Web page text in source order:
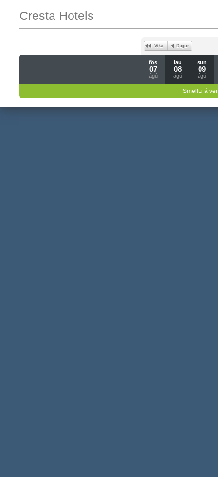
Cresta Hotels
fös
07
ágú
lau
08
ágú
sun
09
ágú
Smelltu á